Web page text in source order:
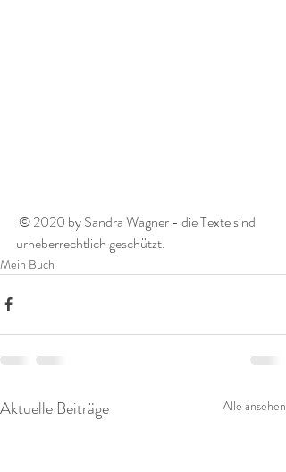
urheberrechtlich geschützt.
Mein Buch
Aktuelle Beiträge Alle ansehen